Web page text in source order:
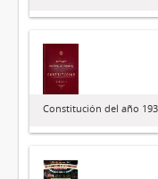
Constitución del año